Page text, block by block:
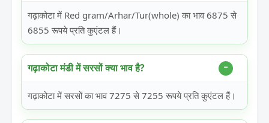
गढ़ाकोटा में Red gram/Arhar/Tur(whole) का भाव 6875 से
6855 रूपये प्रति कुएंटल हैं।
गढ़ाकोटा मंडी में सरसों क्या भाव है?
गढ़ाकोटा में सरसों का भाव 7275 से 7255 रूपये प्रति कुएंटल हैं।